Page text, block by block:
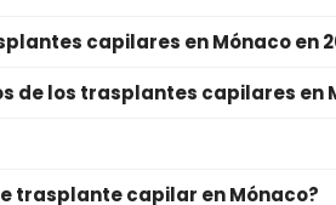
capilares en Mónaco en
de los trasplantes capilares en
trasplante capilar en Mónaco?